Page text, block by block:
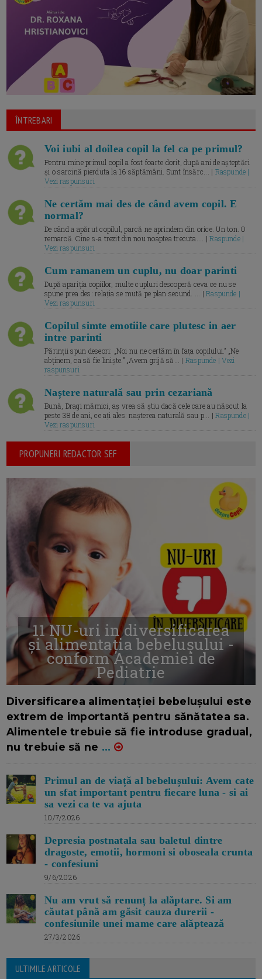
ÎNTREBARI
Voi iubi al doilea copil la fel ca pe primul?
Pentru mine primul copil a fost foarte dorit, după ani de așteptări
și o sarcină pierduta la 16 săptămâni. Sunt însărc... | Raspunde |
Vezi raspunsuri
Ne certăm mai des de când avem copil. E
normal?
De când a apărut copilul, parcă ne aprindem din orice. Un ton. O
remarcă. Cine s-a trezit din nou noaptea trecuta.... |Raspunde |
Vezi raspunsuri
Cum ramanem un cuplu, nu doar parinti
După apariția copiilor, multe cupluri descoperă ceva ce nu se
spune prea des: relația se mută pe plan secund. ... |Raspunde |
Vezi raspunsuri
Copilul simte emotiile care plutesc in aer
intre parinti
Părinții spun deseori: „Noi nu ne certăm în fața copilului.” „Ne
abținem, ca să fie liniște.” „Avem grijă să... | Raspunde | Vezi
raspunsuri
Naștere naturală sau prin cezariană
Bună, Dragi mămici, aș vrea să știu dacă cele care au născut la
peste 38 de ani, ce ați ales: nașterea naturală sau p... |Raspunde |
Vezi raspunsuri
PROPUNERI REDACTOR SEF
11 NU-uri in diversificarea
și alimentația bebelușului -
conform Academiei de
Pediatrie
Diversificarea alimentației bebelușului este
extrem de importantă pentru sănătatea sa.
Alimentele trebuie să fie introduse gradual,
nu trebuie să ne ...
Primul an de viață al bebelușului: Avem cate
un sfat important pentru fiecare luna - si ai
sa vezi ca te va ajuta
10/7/2026
Depresia postnatala sau baletul dintre
dragoste, emotii, hormoni si oboseala crunta
- confesiuni
9/6/2026
Nu am vrut să renunț la alăptare. Si am
căutat până am găsit cauza durerii -
confesiunile unei mame care alăptează
27/3/2026
ULTIMILE ARTICOLE